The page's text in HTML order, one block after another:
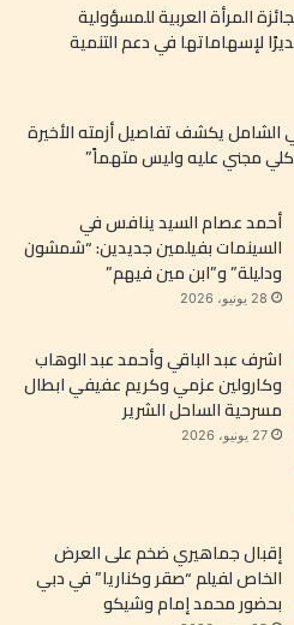
المرأة العربية للمسؤولية
2026 تقديرًا لإسهاماتها في دعم التنمية
الشامل يكشف تفاصيل أزمته الأخيرة
مجني عليه وليس متهماً”
أحمد عصام السيد ينافس في
السينمات بفيلمين جديدين: “شمشون
ودليلة” و”ابن مين فيهم”
28 يونيو، 2026
اشرف عبد الباقي وأحمد عبد الوهاب
وكارولين عزمي وكريم عفيفي ابطال
مسرحية الساحل الشرير
27 يونيو، 2026
إقبال جماهيري ضخم على العرض
الخاص لفيلم “صقر وكناريا” في دبي
بحضور محمد إمام وشيكو